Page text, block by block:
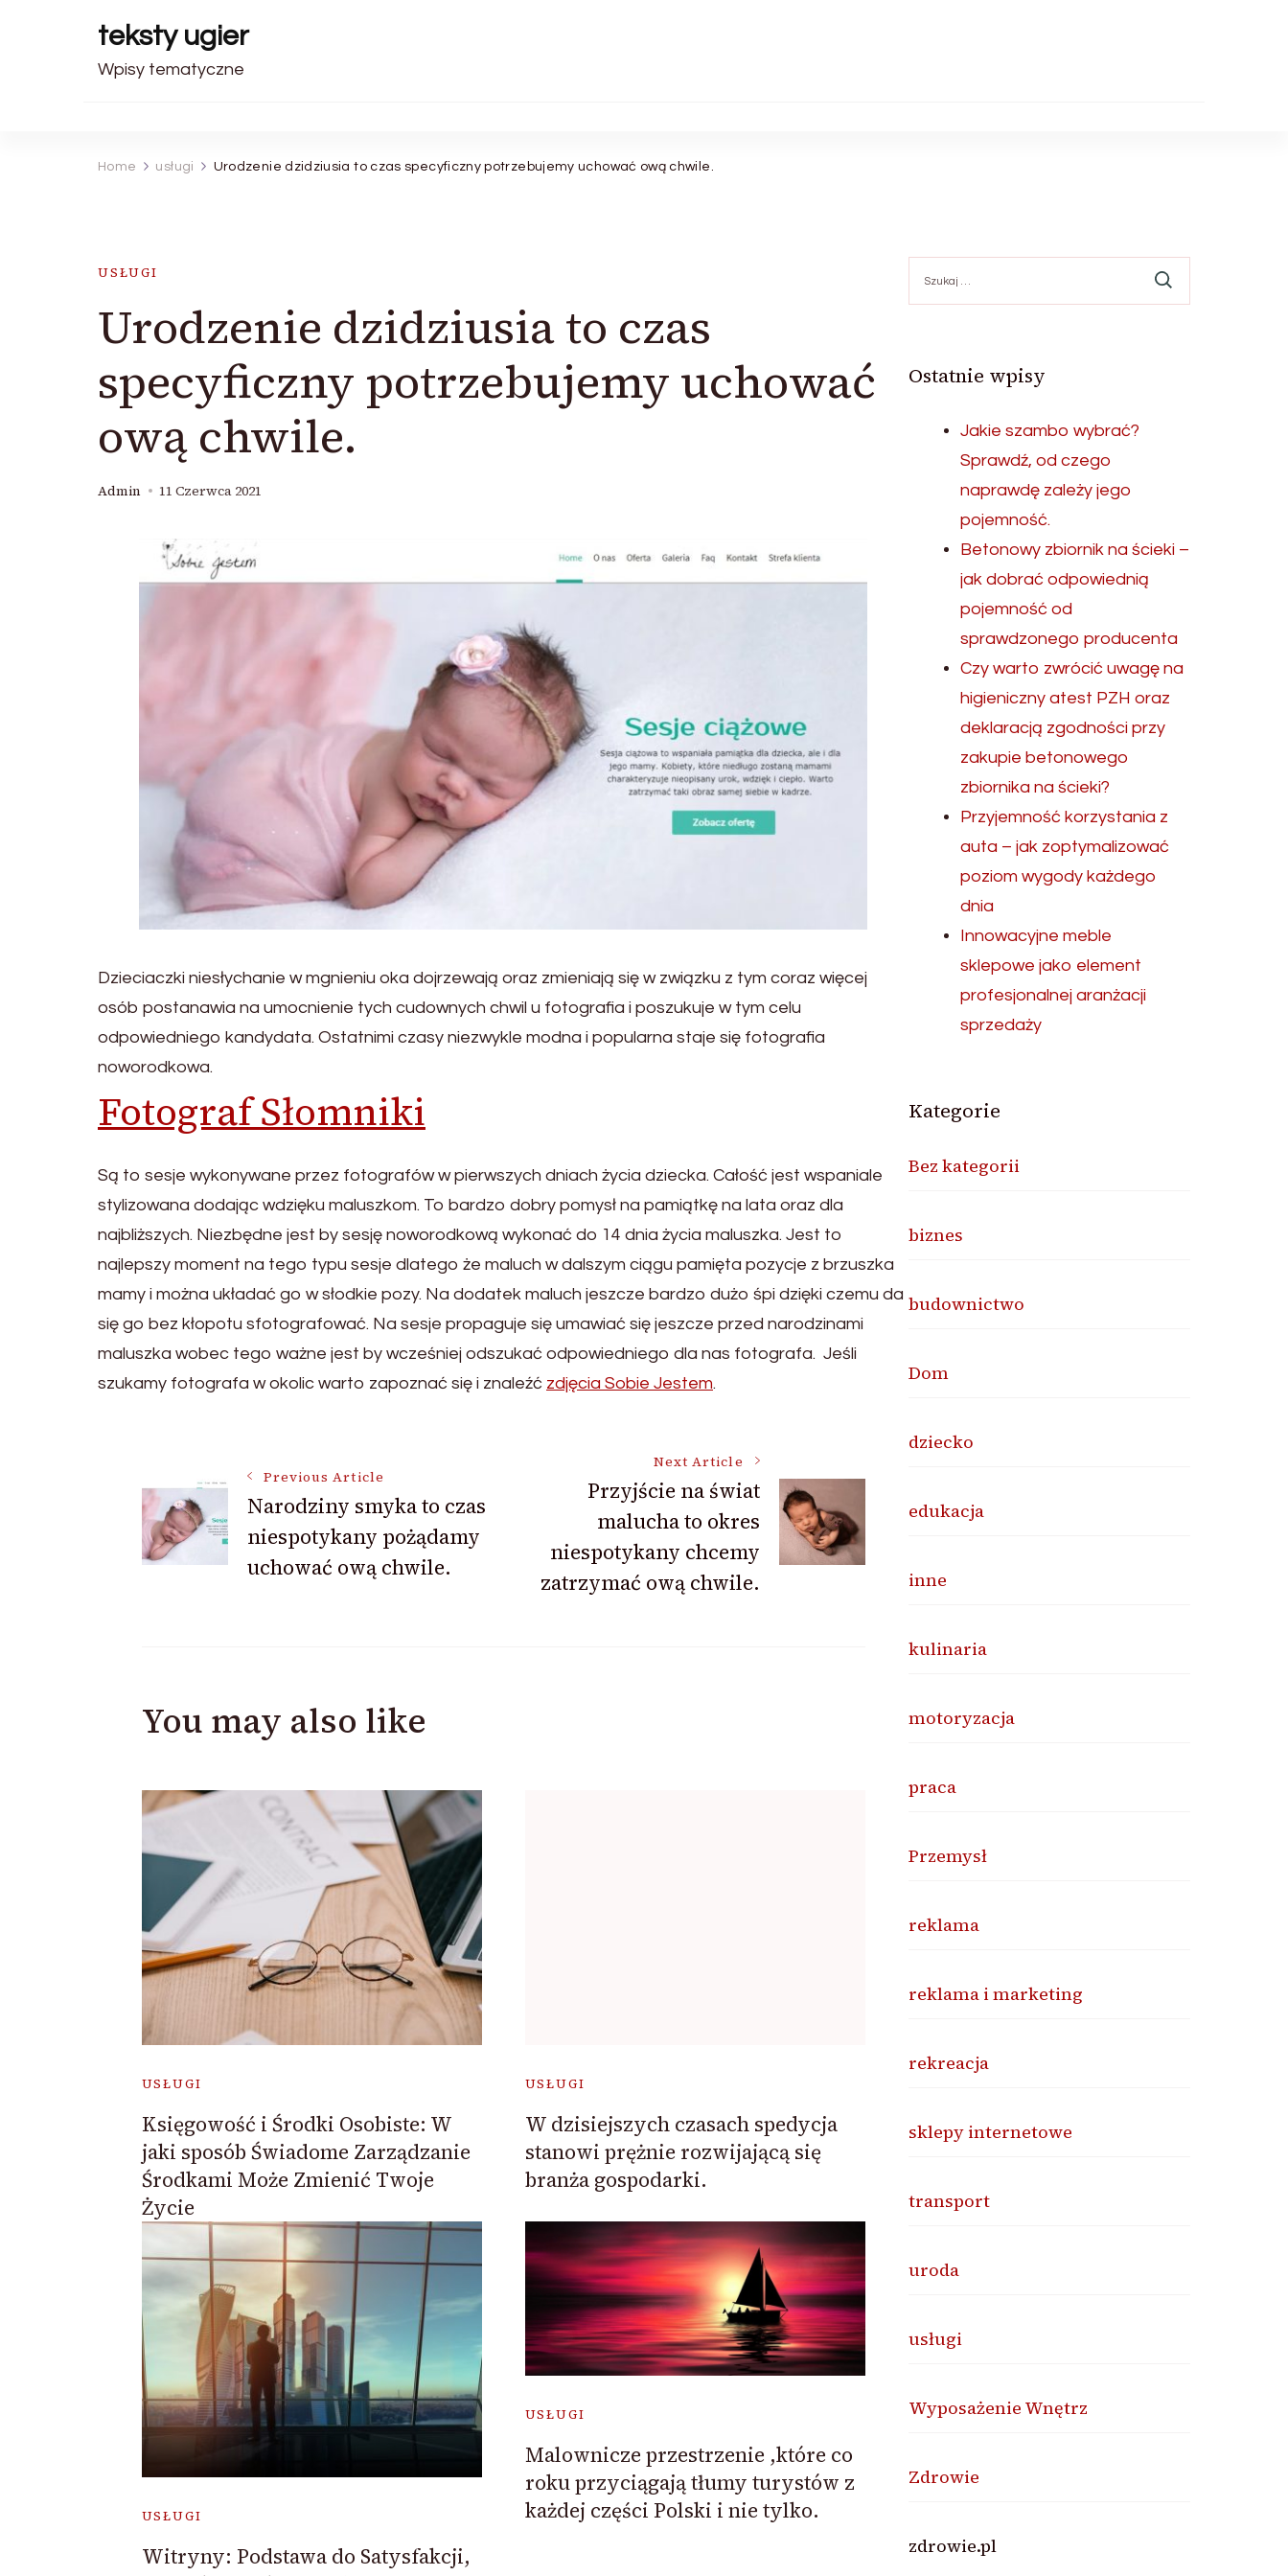
teksty ugier
Wpisy tematyczne
Home usługi Urodzenie dzidziusia to czas specyficzny potrzebujemy uchować ową chwile.
USŁUGI
Urodzenie dzidziusia to czas
specyficzny potrzebujemy uchować
ową chwile.
Admin 11 Czerwca 2021
Dzieciaczki niesłychanie w mgnieniu oka dojrzewają oraz zmieniają się w związku z tym coraz więcej
osób postanawia na umocnienie tych cudownych chwil u fotografia i poszukuje w tym celu
odpowiedniego kandydata. Ostatnimi czasy niezwykle modna i popularna staje się fotografia
noworodkowa.
Fotograf Słomniki
Są to sesje wykonywane przez fotografów w pierwszych dniach życia dziecka. Całość jest wspaniale
stylizowana dodając wdzięku maluszkom. To bardzo dobry pomysł na pamiątkę na lata oraz dla
najbliższych. Niezbędne jest by sesję noworodkową wykonać do 14 dnia życia maluszka. Jest to
najlepszy moment na tego typu sesje dlatego że maluch w dalszym ciągu pamięta pozycje z brzuszka
mamy i można układać go w słodkie pozy. Na dodatek maluch jeszcze bardzo dużo śpi dzięki czemu da
się go bez kłopotu sfotografować. Na sesje propaguje się umawiać się jeszcze przed narodzinami
maluszka wobec tego ważne jest by wcześniej odszukać odpowiedniego dla nas fotografa. Jeśli
szukamy fotografa w okolic warto zapoznać się i znaleźć zdjęcia Sobie Jestem.
Post
Navigation
Previous Article
Narodziny smyka to czas
niespotykany pożądamy
uchować ową chwile.
Next Article
Przyjście na świat
malucha to okres
niespotykany chcemy
zatrzymać ową chwile.
You may also like
USŁUGI
Księgowość i Środki Osobiste: W
jaki sposób Świadome Zarządzanie
Środkami Może Zmienić Twoje
Życie
USŁUGI
W dzisiejszych czasach spedycja
stanowi prężnie rozwijającą się
branża gospodarki.
USŁUGI
Witryny: Podstawa do Satysfakcji,
USŁUGI
Malownicze przestrzenie ,które co
roku przyciągają tłumy turystów z
każdej części Polski i nie tylko.
Ostatnie wpisy
Jakie szambo wybrać?
Sprawdź, od czego
naprawdę zależy jego
pojemność.
Betonowy zbiornik na ścieki –
jak dobrać odpowiednią
pojemność od
sprawdzonego producenta
Czy warto zwrócić uwagę na
higieniczny atest PZH oraz
deklaracją zgodności przy
zakupie betonowego
zbiornika na ścieki?
Przyjemność korzystania z
auta – jak zoptymalizować
poziom wygody każdego
dnia
Innowacyjne meble
sklepowe jako element
profesjonalnej aranżacji
sprzedaży
Kategorie
Bez kategorii
biznes
budownictwo
Dom
dziecko
edukacja
inne
kulinaria
motoryzacja
praca
Przemysł
reklama
reklama i marketing
rekreacja
sklepy internetowe
transport
uroda
usługi
Wyposażenie Wnętrz
Zdrowie
zdrowie.pl